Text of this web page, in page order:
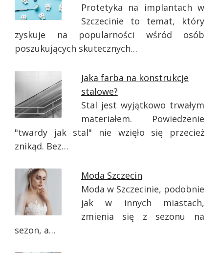
Protetyka na implantach w
Szczecinie to temat, który
zyskuje na popularności wśród osób
poszukujących skutecznych…
Jaka farba na konstrukcje
stalowe?
Stal jest wyjątkowo trwałym
materiałem. Powiedzenie
"twardy jak stal" nie wzięło się przecież
znikąd. Bez…
Moda Szczecin
Moda w Szczecinie, podobnie
jak w innych miastach,
zmienia się z sezonu na
sezon, a…